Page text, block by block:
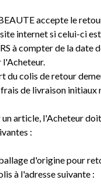
accepte le
internet si celui-ci
à compter de la date
l'Acheteur.
du colis de retour
de livraison initiaux
article, l'Acheteur
:
d'origine pour
à l'adresse suivante :